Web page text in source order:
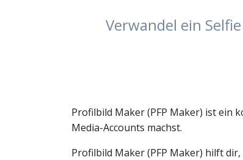
Verwandel ein
Profilbild Maker (PFP Maker) ist ein
Media-Accounts machst.
Profilbild Maker (PFP Maker) hilft